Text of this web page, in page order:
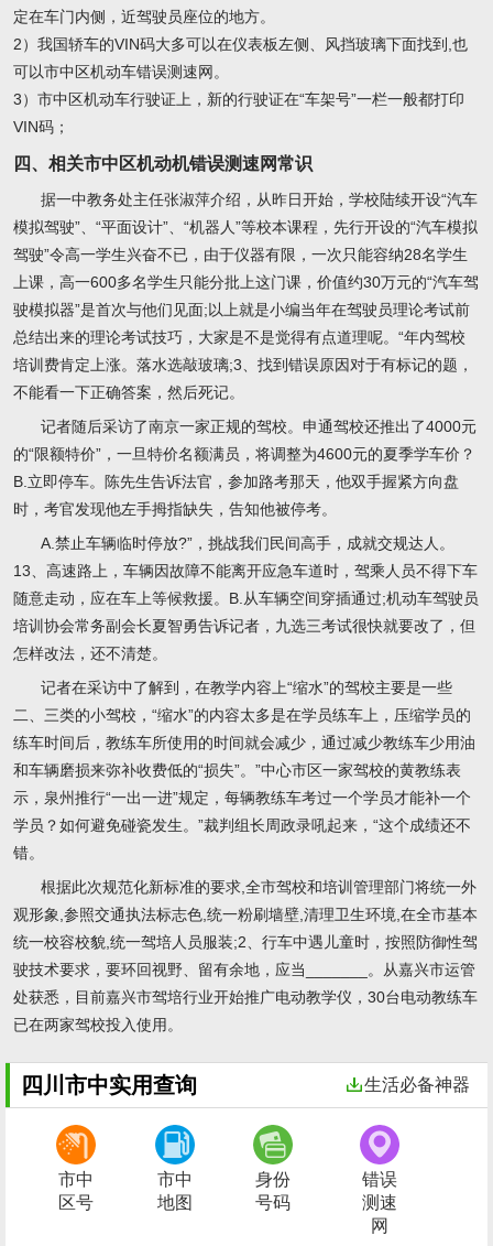
定在车门内侧，近驾驶员座位的地方。
2）我国轿车的VIN码大多可以在仪表板左侧、风挡玻璃下面找到,也
可以市中区机动车错误测速网。
3）市中区机动车行驶证上，新的行驶证在“车架号”一栏一般都打印
VIN码；
四、相关市中区机动机错误测速网常识
据一中教务处主任张淑萍介绍，从昨日开始，学校陆续开设“汽车
模拟驾驶”、“平面设计”、“机器人”等校本课程，先行开设的“汽车模拟
驾驶”令高一学生兴奋不已，由于仪器有限，一次只能容纳28名学生
上课，高一600多名学生只能分批上这门课，价值约30万元的“汽车驾
驶模拟器”是首次与他们见面;以上就是小编当年在驾驶员理论考试前
总结出来的理论考试技巧，大家是不是觉得有点道理呢。“年内驾校
培训费肯定上涨。落水选敲玻璃;3、找到错误原因对于有标记的题，
不能看一下正确答案，然后死记。
记者随后采访了南京一家正规的驾校。申通驾校还推出了4000元
的“限额特价”，一旦特价名额满员，将调整为4600元的夏季学车价？
B.立即停车。陈先生告诉法官，参加路考那天，他双手握紧方向盘
时，考官发现他左手拇指缺失，告知他被停考。
A.禁止车辆临时停放?”，挑战我们民间高手，成就交规达人。
13、高速路上，车辆因故障不能离开应急车道时，驾乘人员不得下车
随意走动，应在车上等候救援。B.从车辆空间穿插通过;机动车驾驶员
培训协会常务副会长夏智勇告诉记者，九选三考试很快就要改了，但
怎样改法，还不清楚。
记者在采访中了解到，在教学内容上“缩水”的驾校主要是一些
二、三类的小驾校，“缩水”的内容太多是在学员练车上，压缩学员的
练车时间后，教练车所使用的时间就会减少，通过减少教练车少用油
和车辆磨损来弥补收费低的“损失”。”中心市区一家驾校的黄教练表
示，泉州推行“一出一进”规定，每辆教练车考过一个学员才能补一个
学员？如何避免碰瓷发生。”裁判组长周政录吼起来，“这个成绩还不
错。
根据此次规范化新标准的要求,全市驾校和培训管理部门将统一外
观形象,参照交通执法标志色,统一粉刷墙壁,清理卫生环境,在全市基本
统一校容校貌,统一驾培人员服装;2、行车中遇儿童时，按照防御性驾
驶技术要求，要环回视野、留有余地，应当_______。从嘉兴市运管
处获悉，目前嘉兴市驾培行业开始推广电动教学仪，30台电动教练车
已在两家驾校投入使用。
四川市中实用查询 生活必备神器
市中
区号
市中
地图
身份
号码
错误
测速
网